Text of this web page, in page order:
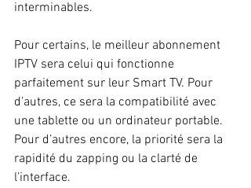
interminables.
Pour certains, le meilleur abonnement
IPTV sera celui qui fonctionne
parfaitement sur leur Smart TV. Pour
d’autres, ce sera la compatibilité avec
une tablette ou un ordinateur portable.
Pour d’autres encore, la priorité sera la
rapidité du zapping ou la clarté de
l’interface.